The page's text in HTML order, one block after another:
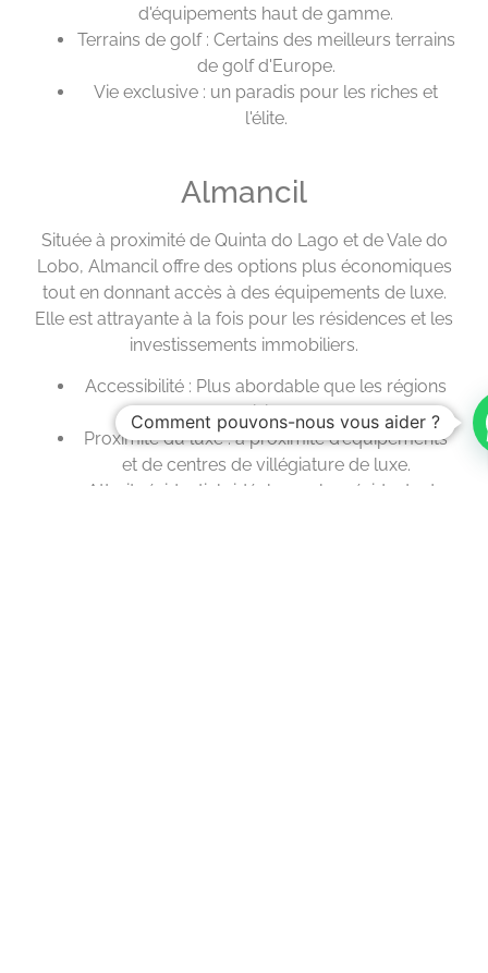
d'équipements haut de gamme.
Terrains de golf : Certains des meilleurs terrains
de golf d'Europe.
Vie exclusive : un paradis pour les riches et
l'élite.
Almancil
Située à proximité de Quinta do Lago et de Vale do
Lobo, Almancil offre des options plus économiques
tout en donnant accès à des équipements de luxe.
Elle est attrayante à la fois pour les résidences et les
investissements immobiliers.
Accessibilité : Plus abordable que les régions
voisines.
Proximité du luxe : à proximité d'équipements
et de centres de villégiature de luxe.
Attrait résidentiel : idéal pour les résidents de
Comment pouvons-nous vous aider ?